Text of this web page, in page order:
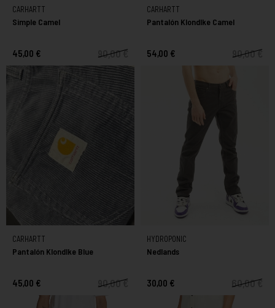
CARHARTT
Simple Camel
45,00 € 90,00 €
CARHARTT
Pantalón Klondlke Camel
54,00 € 90,00 €
CARHARTT
Pantalón Klondlke Blue
45,00 € 90,00 €
HYDROPONIC
Nedlands
30,00 € 60,00 €